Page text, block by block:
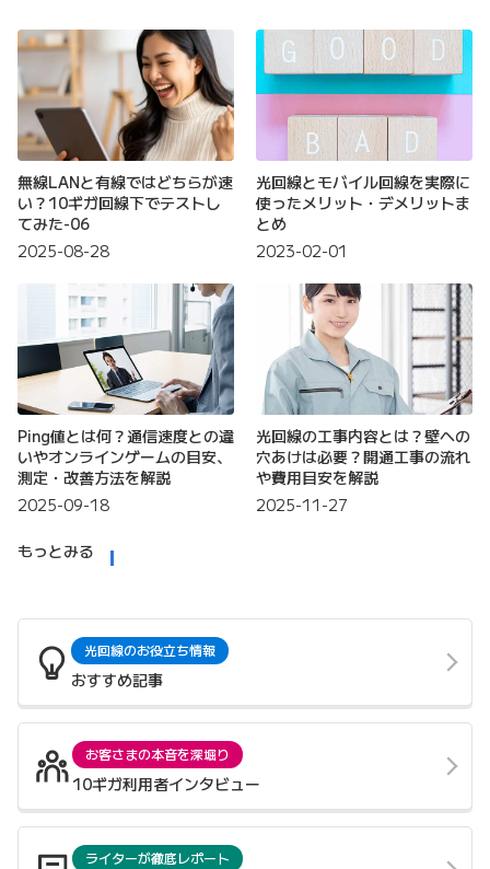
無線LANと有線ではどちらが速
い？10ギガ回線下でテストし
てみた-06
2025-08-28
光回線とモバイル回線を実際に
使ったメリット・デメリットま
とめ
2023-02-01
Ping値とは何？通信速度との違
いやオンラインゲームの目安、
測定・改善方法を解説
2025-09-18
光回線の工事内容とは？壁への
穴あけは必要？開通工事の流れ
や費用目安を解説
2025-11-27
もっとみる
光回線のお役立ち情報
おすすめ記事
お客さまの本音を深堀り
10ギガ利用者インタビュー
ライターが徹底レポート